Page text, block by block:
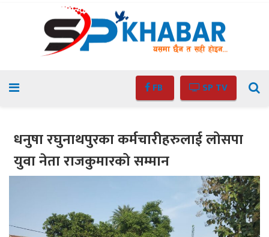
FB SP TV
धनुषा रघुनाथपुरका कर्मचारीहरुलाई लोसपा
युवा नेता राजकुमारको सम्मान